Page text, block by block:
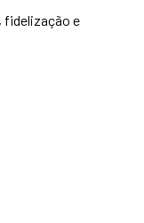
fidelização e